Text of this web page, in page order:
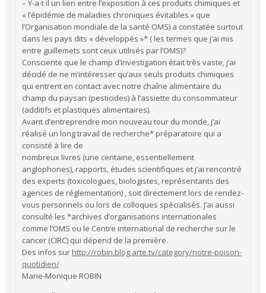
– Y-a-t il un lien entre l’exposition à ces produits chimiques et
« l’épidémie de maladies chroniques évitables » que
l’Organisation mondiale de la santé OMS) a constatée surtout
dans les pays dits « développés »* ( les termes que j’ai mis
entre guillemets sont ceux utilisés par l’OMS)?
Consciente que le champ d’investigation était très vaste, j’ai
décidé de ne m’intéresser qu’aux seuls produits chimiques
qui entrent en contact avec notre chaîne alimentaire du
champ du paysan (pesticides) à l’assiette du consommateur
(additifs et plastiques alimentaires).
Avant d’entreprendre mon nouveau tour du monde, j’ai
réalisé un long travail de recherche* préparatoire qui a
consisté à lire de
nombreux livres (une centaine, essentiellement
anglophones), rapports, études scientifiques et j’ai rencontré
des experts (toxicologues, biologistes, représentants des
agences de réglementation) , soit directement lors de rendez-
vous personnels ou lors de colloques spécialisés. J’ai aussi
consulté les *archives d’organisations internationales
comme l’OMS ou le Centre international de recherche sur le
cancer (CIRC) qui dépend de la première.
Des infos sur http://robin.blog.arte.tv/category/notre-poison-
quotidien/
Marie-Monique ROBIN